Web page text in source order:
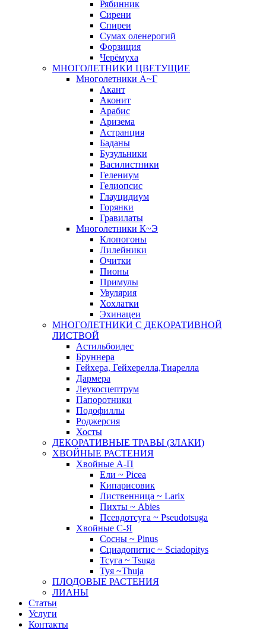
Рябинник
Сирени
Спиреи
Сумах оленерогий
Форзиция
Черёмуха
МНОГОЛЕТНИКИ ЦВЕТУЩИЕ
Многолетники А~Г
Акант
Аконит
Арабис
Аризема
Астранция
Баданы
Бузульники
Василистники
Гелениум
Гелиопсис
Глауцидиум
Горянки
Гравилаты
Многолетники К~Э
Клопогоны
Лилейники
Очитки
Пионы
Примулы
Увулярия
Хохлатки
Эхинацеи
МНОГОЛЕТНИКИ С ДЕКОРАТИВНОЙ
ЛИСТВОЙ
Астильбоидес
Бруннера
Гейхера, Гейхерелла,Тиарелла
Дармера
Леукосцептрум
Папоротники
Подофиллы
Роджерсия
Хосты
ДЕКОРАТИВНЫЕ ТРАВЫ (ЗЛАКИ)
ХВОЙНЫЕ РАСТЕНИЯ
Хвойные А-П
Ели ~ Picea
Кипарисовик
Лиственница ~ Larix
Пихты ~ Abies
Псевдотсуга ~ Pseudotsuga
Хвойные С-Я
Сосны ~ Pinus
Сциадопитис ~ Sciadopitys
Тсуга ~ Tsuga
Туя ~Thuja
ПЛОДОВЫЕ РАСТЕНИЯ
ЛИАНЫ
Статьи
Услуги
Контакты